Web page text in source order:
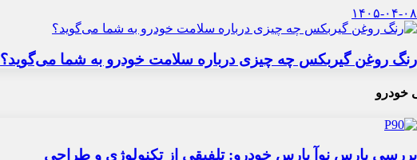
۱۴۰۵-۰۴-۰۸
رنگ روغن گیربکس چه چیزی درباره سلامت خودرو به شما می‌گوید؟
خودرو
بررسی پارس نوآ پارس خودرو: تلفیقی از تکنولوژی و طراحی